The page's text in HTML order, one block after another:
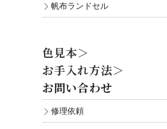
帆布ランドセル
色見本＞
お手入れ方法＞
お問い合わせ
修理依頼